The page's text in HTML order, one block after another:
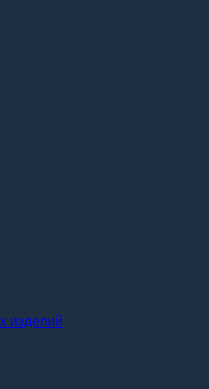
изделий